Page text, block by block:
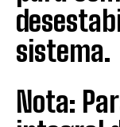
sistema.
Nota: